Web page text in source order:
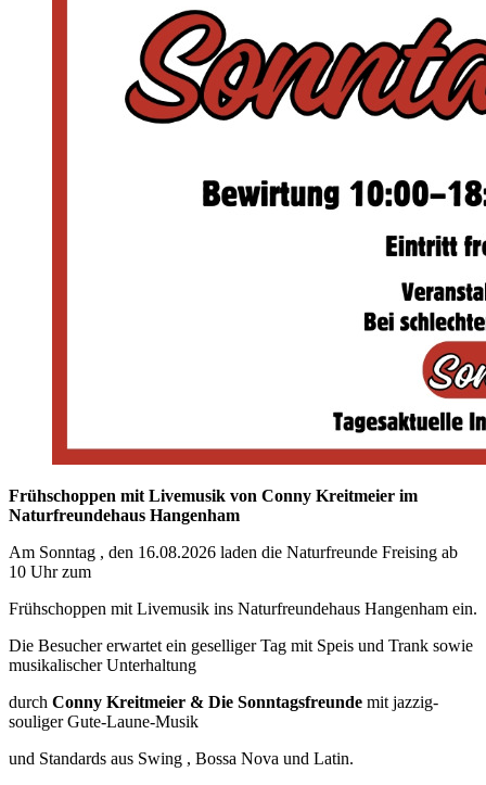
Frühschoppen mit Livemusik von Conny Kreitmeier im
Naturfreundehaus Hangenham
Am Sonntag , den 16.08.2026 laden die Naturfreunde Freising ab
10 Uhr zum
Frühschoppen mit Livemusik ins Naturfreundehaus Hangenham ein.
Die Besucher erwartet ein geselliger Tag mit Speis und Trank sowie
musikalischer Unterhaltung
durch Conny Kreitmeier & Die Sonntagsfreunde mit jazzig-
souliger Gute-Laune-Musik
und Standards aus Swing , Bossa Nova und Latin.